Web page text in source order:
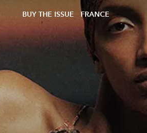
BUY THE ISSUE FRANCE